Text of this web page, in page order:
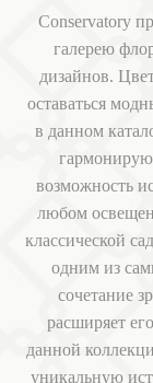
Conservatory
галерею
дизайнов.
оставаться
в данном
возможность
любом
классической
одним из
сочетание
расширяет
данной
уникальную